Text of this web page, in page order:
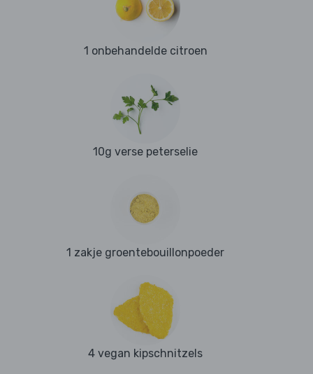
1 onbehandelde citroen
10g verse peterselie
1 zakje groentebouillonpoeder
4 vegan kipschnitzels